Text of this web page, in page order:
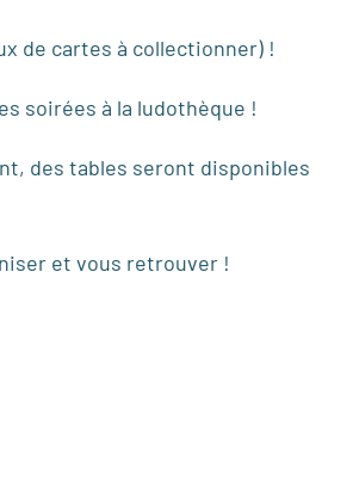
de cartes à collectionner) !
soirées à la ludothèque !
des tables seront disponibles
et vous retrouver !